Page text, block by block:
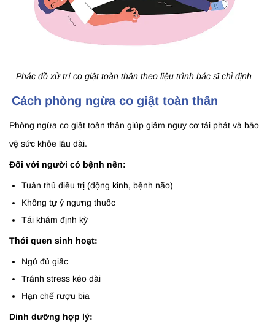
Phác đồ xử trí co giật toàn thân theo liệu trình bác sĩ chỉ định
Cách phòng ngừa co giật toàn thân
Phòng ngừa co giật toàn thân giúp giảm nguy cơ tái phát và bảo
vệ sức khỏe lâu dài.
Đối với người có bệnh nền:
Tuân thủ điều trị (động kinh, bệnh não)
Không tự ý ngưng thuốc
Tái khám định kỳ
Thói quen sinh hoạt:
Ngủ đủ giấc
Tránh stress kéo dài
Hạn chế rượu bia
Dinh dưỡng hợp lý: